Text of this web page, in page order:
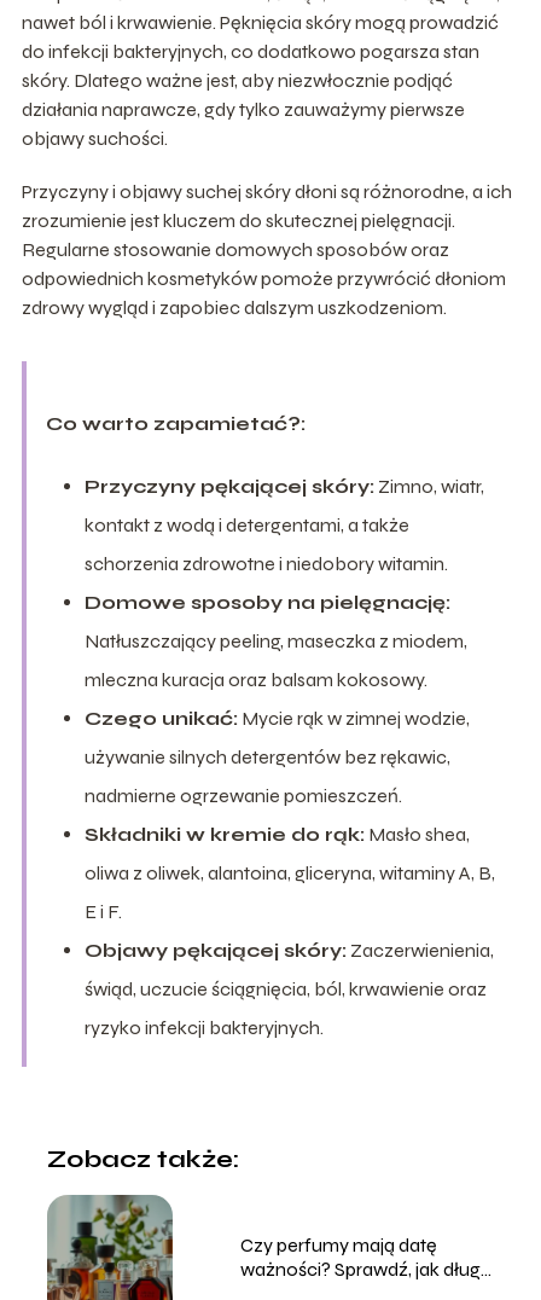
nawet ból i krwawienie. Pęknięcia skóry mogą prowadzić
do infekcji bakteryjnych, co dodatkowo pogarsza stan
skóry. Dlatego ważne jest, aby niezwłocznie podjąć
działania naprawcze, gdy tylko zauważymy pierwsze
objawy suchości.
Przyczyny i objawy suchej skóry dłoni są różnorodne, a ich
zrozumienie jest kluczem do skutecznej pielęgnacji.
Regularne stosowanie domowych sposobów oraz
odpowiednich kosmetyków pomoże przywrócić dłoniom
zdrowy wygląd i zapobiec dalszym uszkodzeniom.
Co warto zapamietać?:
Przyczyny pękającej skóry: Zimno, wiatr,
kontakt z wodą i detergentami, a także
schorzenia zdrowotne i niedobory witamin.
Domowe sposoby na pielęgnację:
Natłuszczający peeling, maseczka z miodem,
mleczna kuracja oraz balsam kokosowy.
Czego unikać: Mycie rąk w zimnej wodzie,
używanie silnych detergentów bez rękawic,
nadmierne ogrzewanie pomieszczeń.
Składniki w kremie do rąk: Masło shea,
oliwa z oliwek, alantoina, gliceryna, witaminy A, B,
E i F.
Objawy pękającej skóry: Zaczerwienienia,
świąd, uczucie ściągnięcia, ból, krwawienie oraz
ryzyko infekcji bakteryjnych.
Zobacz także:
Czy perfumy mają datę
ważności? Sprawdź, jak długo